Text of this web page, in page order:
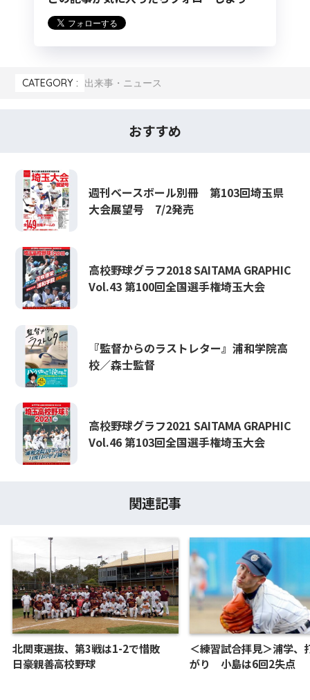
CATEGORY : 出来事・ニュース
おすすめ
週刊ベースボール別冊 第103回埼玉県
大会展望号 7/2発売
高校野球グラフ2018 SAITAMA GRAPHIC
Vol.43 第100回全国選手権埼玉大会
『監督からのラストレター』浦和学院高
校／森士監督
高校野球グラフ2021 SAITAMA GRAPHIC
Vol.46 第103回全国選手権埼玉大会
関連記事
北関東選抜、第3戦は1-2で惜敗
日豪親善高校野球
＜練習試合拝見＞浦学、
がり 小島は6回2失点